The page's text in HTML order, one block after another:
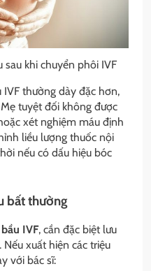
sau khi chuyển phôi IVF
thường dày đặc hơn,
tuyệt đối không được
xét nghiệm máu định
liều lượng thuốc nội
nếu có dấu hiệu bóc
bất thường
IVF, cần đặc biệt lưu
xuất hiện các triệu
với bác sĩ: